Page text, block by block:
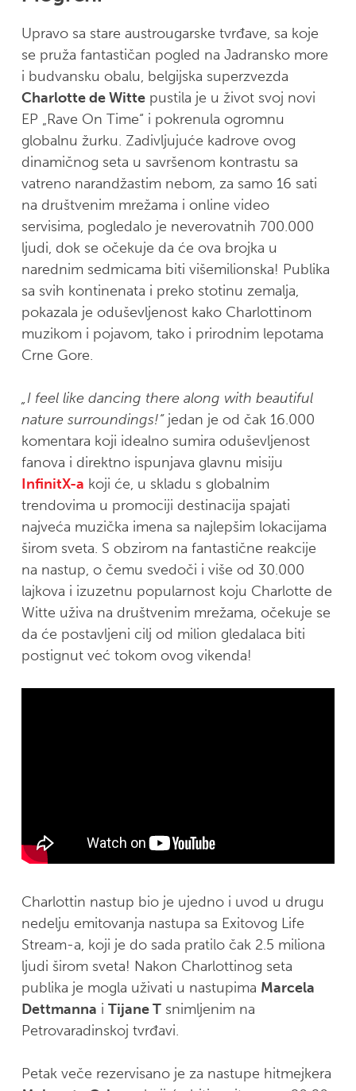
Upravo sa stare austrougarske tvrđave, sa koje
se pruža fantastičan pogled na Jadransko more
i budvansku obalu, belgijska superzvezda
Charlotte de Wittepustila je u život svoj novi
EP „Rave On Time“ i pokrenula ogromnu
globalnu žurku. Zadivljujuće kadrove ovog
dinamičnog seta u savršenom kontrastu sa
vatreno narandžastim nebom, za samo 16 sati
na društvenim mrežama i online video
servisima, pogledalo je neverovatnih 700.000
ljudi, dok se očekuje da će ova brojka u
narednim sedmicama biti višemilionska! Publika
sa svih kontinenata i preko stotinu zemalja,
pokazala je oduševljenost kako Charlottinom
muzikom i pojavom, tako i prirodnim lepotama
Crne Gore.
„I feel like dancing there along with beautiful
nature surroundings!“jedan je od čak 16.000
komentara koji idealno sumira oduševljenost
fanova i direktno ispunjava glavnu misiju
InfinitX-a koji će, u skladu s globalnim
trendovima u promociji destinacija spajati
najveća muzička imena sa najlepšim lokacijama
širom sveta. S obzirom na fantastične reakcije
na nastup, o čemu svedoči i više od 30.000
lajkova i izuzetnu popularnost koju Charlotte de
Witte uživa na društvenim mrežama, očekuje se
da će postavljeni cilj od milion gledalaca biti
postignut već tokom ovog vikenda!
Charlottin nastup bio je ujedno i uvod u drugu
nedelju emitovanja nastupa sa Exitovog Life
Stream-a, koji je do sada pratilo čak 2.5 miliona
ljudi širom sveta! Nakon Charlottinog seta
publika je mogla uživati u nastupima Marcela
Dettmanna i Tijane Tsnimljenim na
Petrovaradinskoj tvrđavi.
Petak veče rezervisano je za nastupe hitmejkera